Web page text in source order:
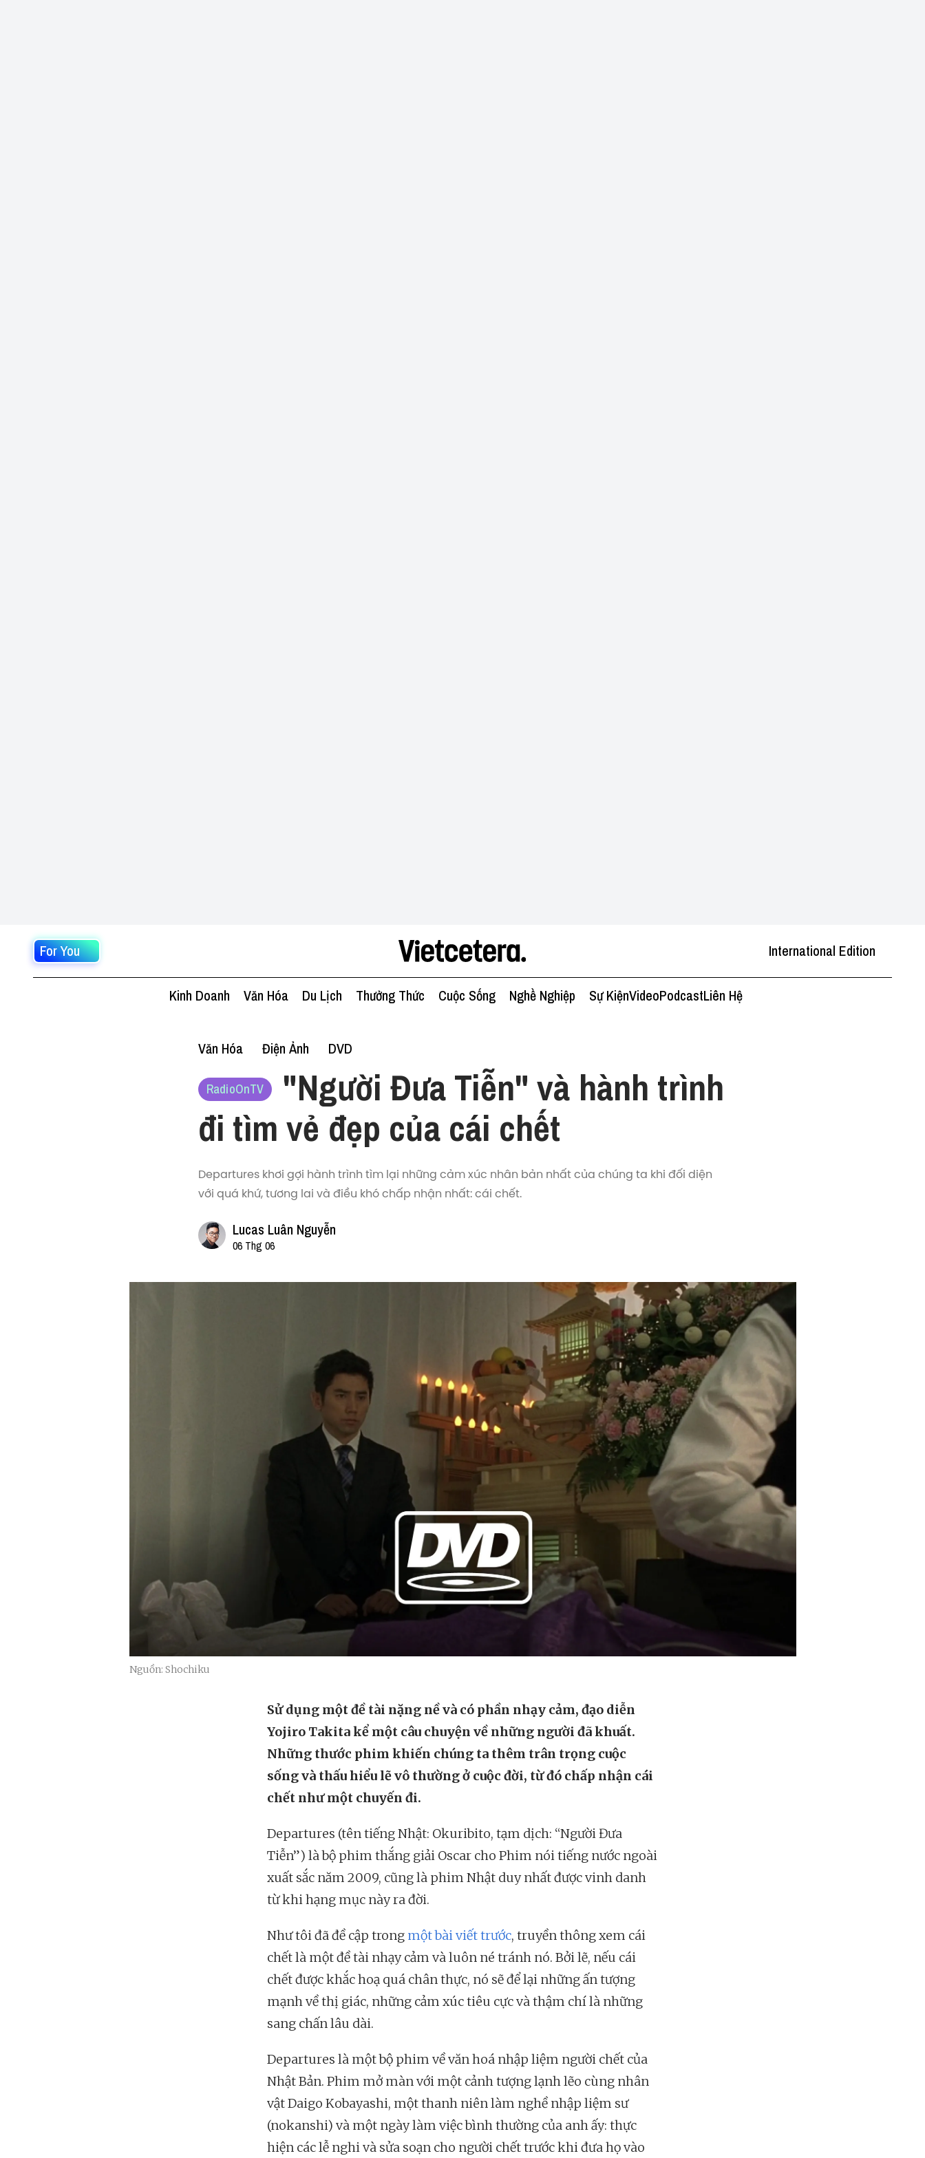
For You International Edition
Kinh Doanh Văn Hóa Du Lịch Thưởng Thức Cuộc Sống Nghề Nghiệp Sự KiệnVideoPodcastLiên Hệ
Văn Hóa Điện Ảnh DVD
RadioOnTV
"Người Đưa Tiễn" và hành trình
đi tìm vẻ đẹp của cái chết
Departures khơi gợi hành trình tìm lại những cảm xúc nhân bản nhất của chúng ta khi đối diện
với quá khứ, tương lai và điều khó chấp nhận nhất: cái chết.
Lucas Luân Nguyễn
06 Thg 06
Nguồn: Shochiku
Sử dụng một đề tài nặng nề và có phần nhạy cảm, đạo diễn
Yojiro Takita kể một câu chuyện về những người đã khuất.
Những thước phim khiến chúng ta thêm trân trọng cuộc
sống và thấu hiểu lẽ vô thường ở cuộc đời, từ đó chấp nhận cái
chết như một chuyến đi.
Departures (tên tiếng Nhật: Okuribito, tạm dịch: “Người Đưa
Tiễn”) là bộ phim thắng giải Oscar cho Phim nói tiếng nước ngoài
xuất sắc năm 2009, cũng là phim Nhật duy nhất được vinh danh
từ khi hạng mục này ra đời.
Như tôi đã đề cập trong một bài viết trước, truyền thông xem cái
chết là một đề tài nhạy cảm và luôn né tránh nó. Bởi lẽ, nếu cái
chết được khắc hoạ quá chân thực, nó sẽ để lại những ấn tượng
mạnh về thị giác, những cảm xúc tiêu cực và thậm chí là những
sang chấn lâu dài.
Departures là một bộ phim về văn hoá nhập liệm người chết của
Nhật Bản. Phim mở màn với một cảnh tượng lạnh lẽo cùng nhân
vật Daigo Kobayashi, một thanh niên làm nghề nhập liệm sư
(nokanshi) và một ngày làm việc bình thường của anh ấy: thực
hiện các lễ nghi và sửa soạn cho người chết trước khi đưa họ vào